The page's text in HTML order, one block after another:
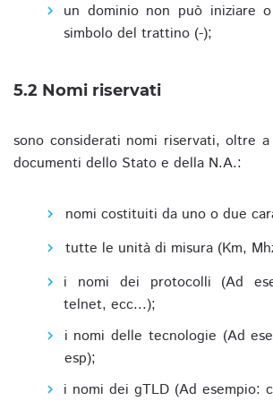
un dominio non può iniziare
simbolo del trattino (-);
5.2 Nomi riservati
sono considerati nomi riservati, oltre
documenti dello Stato e della N.A.:
nomi costituiti da uno o due
tutte le unità di misura (Km,
i nomi dei protocolli (Ad
telnet, ecc...);
i nomi delle tecnologie (Ad
esp);
i nomi dei gTLD (Ad esempio: